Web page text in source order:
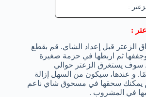
:
:
الزعتر قبل إعداد الشاي. قم بقطع
وجففها ثم اربطها في حزمة صغيرة
سوف يستغرق الزعتر حوالي
و عندها، سيكون من السهل إزالة
ثم يمكنك سحقها في مسحوق شاي ناعم
في المشروب .